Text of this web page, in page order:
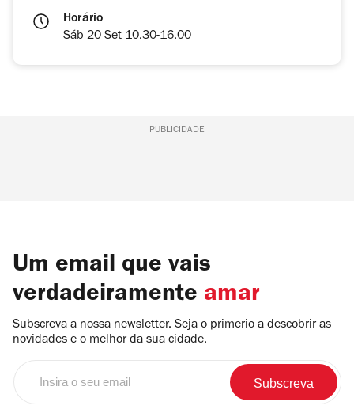
Horário
Sáb 20 Set 10.30-16.00
PUBLICIDADE
Um email que vais
verdadeiramente amar
Subscreva a nossa newsletter. Seja o primerio a descobrir as
novidades e o melhor da sua cidade.